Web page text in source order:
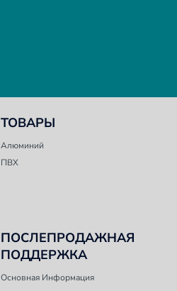
ТОВАРЫ
Алюминий
ПВХ
ПОСЛЕПРОДАЖНАЯ
ПОДДЕРЖКА
Основная Информация